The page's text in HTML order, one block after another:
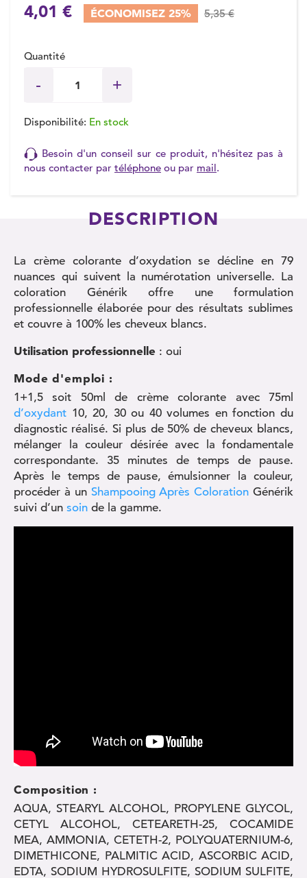
4,01 € ÉCONOMISEZ 25% 5,35 €
Quantité
Disponibilité: En stock
Besoin d'un conseil sur ce produit, n'hésitez pas à
nous contacter par téléphone ou par mail.
DESCRIPTION
La crème colorante d’oxydation se décline en 79
nuances qui suivent la numérotation universelle. La
coloration Générik offre une formulation
professionnelle élaborée pour des résultats sublimes
et couvre à 100% les cheveux blancs.
Utilisation professionnelle : oui
Mode d'emploi :
1+1,5 soit 50ml de crème colorante avec 75ml
d’oxydant 10, 20, 30 ou 40 volumes en fonction du
diagnostic réalisé. Si plus de 50% de cheveux blancs,
mélanger la couleur désirée avec la fondamentale
correspondante. 35 minutes de temps de pause.
Après le temps de pause, émulsionner la couleur,
procéder à un Shampooing Après Coloration Générik
suivi d’un soin de la gamme.
Composition :
AQUA, STEARYL ALCOHOL, PROPYLENE GLYCOL,
CETYL ALCOHOL, CETEARETH-25, COCAMIDE
MEA, AMMONIA, CETETH-2, POLYQUATERNIUM-6,
DIMETHICONE, PALMITIC ACID, ASCORBIC ACID,
EDTA, SODIUM HYDROSULFITE, SODIUM SULFITE,